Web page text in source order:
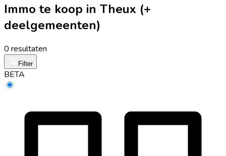
Immo te koop in Theux (+
deelgemeenten)
0 resultaten
Filter
BETA